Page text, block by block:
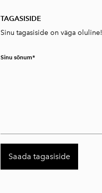
TAGASISIDE
Sinu tagasiside on väga oluline!
Sinu sõnum